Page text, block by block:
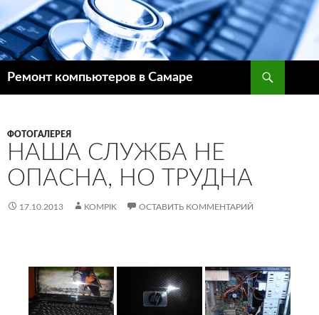
Ремонт компьютеров в Самаре
ФОТОГАЛЕРЕЯ
НАША СЛУЖБА НЕ
ОПАСНА, НО ТРУДНА
17.10.2013 KOMPIK ОСТАВИТЬ КОММЕНТАРИЙ